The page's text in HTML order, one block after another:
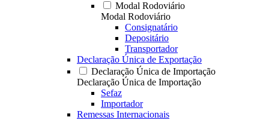
Modal Rodoviário
Modal Rodoviário
Consignatário
Depositário
Transportador
Declaração Única de Exportação
Declaração Única de Importação
Declaração Única de Importação
Sefaz
Importador
Remessas Internacionais